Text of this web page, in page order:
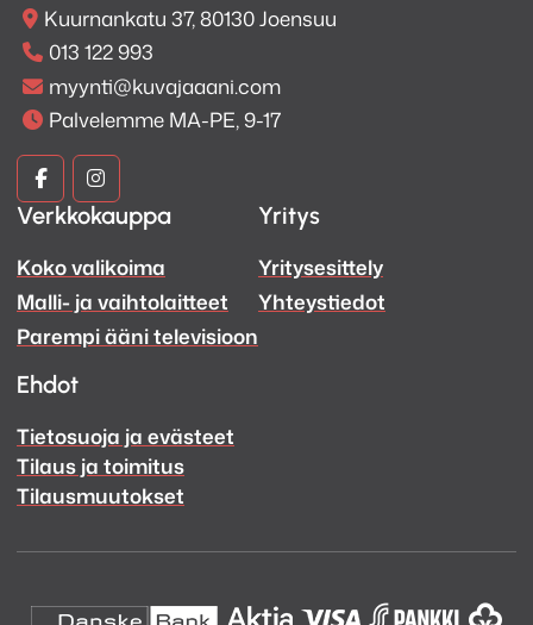
Kuurnankatu 37, 80130 Joensuu
013 122 993
myynti@kuvajaaani.com
Palvelemme MA-PE, 9-17
Kuva
ja
Ääni
Facebook
Kuva
ja
Ääni
Instagram
Verkkokauppa
Koko valikoima
Malli- ja vaihtolaitteet
Parempi ääni televisioon
Yritys
Yritysesittely
Yhteystiedot
Ehdot
Tietosuoja ja evästeet
Tilaus ja toimitus
Tilausmuutokset